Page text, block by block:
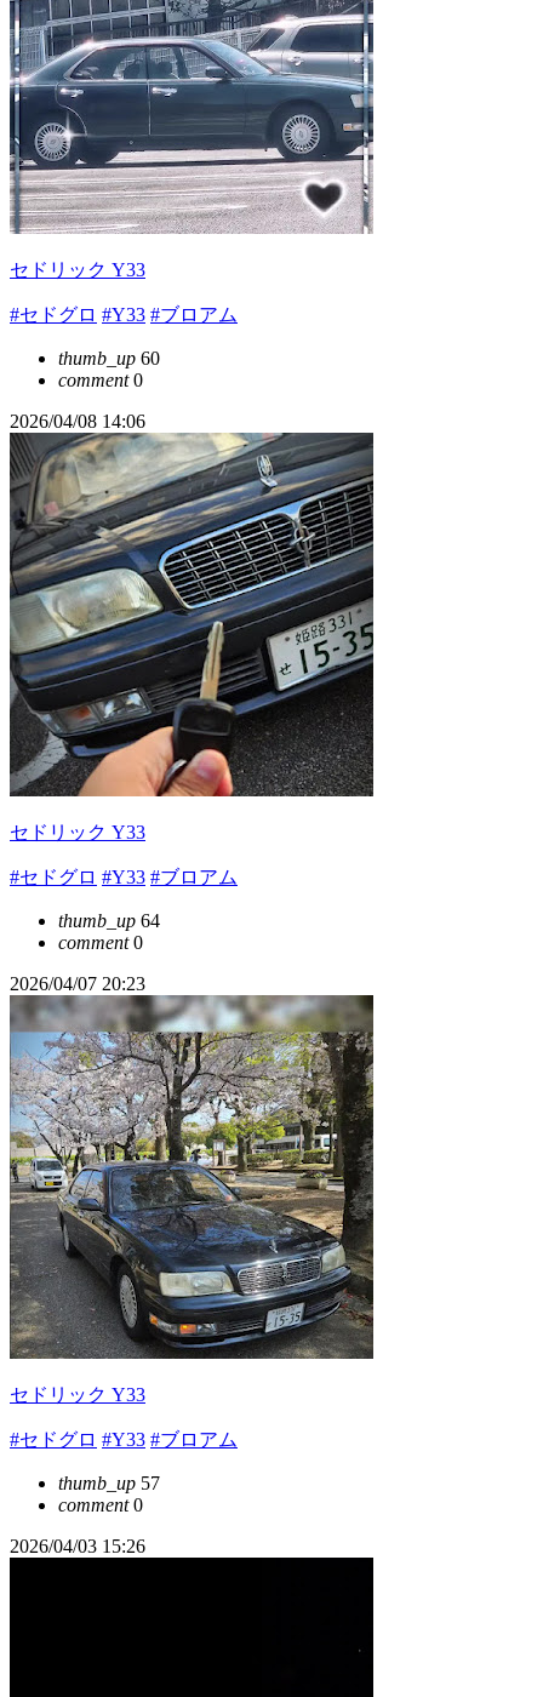
セドリック Y33
#セドグロ #Y33 #ブロアム
thumb_up 60
comment0
2026/04/08 14:06
セドリック Y33
#セドグロ #Y33 #ブロアム
thumb_up 64
comment0
2026/04/07 20:23
セドリック Y33
#セドグロ #Y33 #ブロアム
thumb_up 57
comment0
2026/04/03 15:26